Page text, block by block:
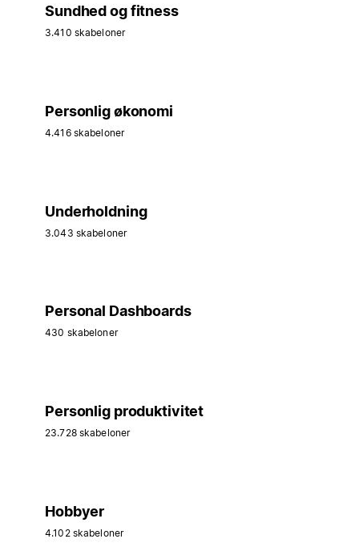
Sundhed og fitness
3.410 skabeloner
Personlig økonomi
4.416 skabeloner
Underholdning
3.043 skabeloner
Personal Dashboards
430 skabeloner
Personlig produktivitet
23.728 skabeloner
Hobbyer
4.102 skabeloner